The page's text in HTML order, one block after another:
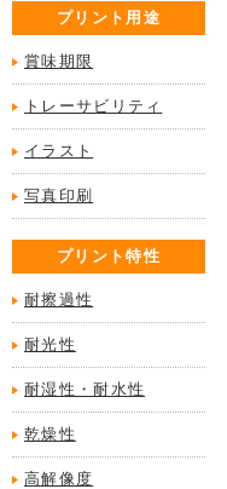
プリント用途
賞味期限
トレーサビリティ
イラスト
写真印刷
プリント特性
耐擦過性
耐光性
耐湿性・耐水性
乾燥性
高解像度